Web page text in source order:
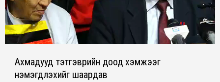
Ахмадууд тэтгэврийн доод хэмжээг
нэмэгдүүлэхийг шаардав